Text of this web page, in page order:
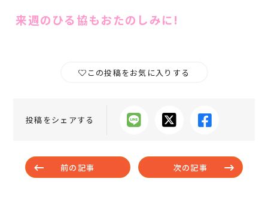
来週のひる協もおたのしみに!
この投稿をお気に入りする
投稿をシェアする
前の記事 次の記事